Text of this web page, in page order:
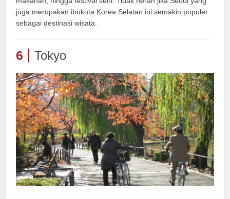
juga merupakan ibukota Korea Selatan ini semakin populer
sebagai destinasi wisata.
6 Tokyo